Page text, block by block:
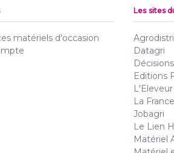
matériels d'occasion
Les sites
Datagri
Editions
La
Jobagri
Le Lien
Matériel